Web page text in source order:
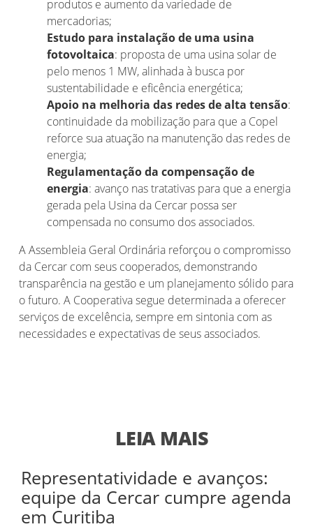
produtos e aumento da variedade de
mercadorias;
Estudo para instalação de uma usina
fotovoltaica: proposta de uma usina solar de
pelo menos 1 MW, alinhada à busca por
sustentabilidade e eficência energética;
Apoio na melhoria das redes de alta tensão:
continuidade da mobilização para que a Copel
reforce sua atuação na manutenção das redes de
energia;
Regulamentação da compensação de
energia: avanço nas tratativas para que a energia
gerada pela Usina da Cercar possa ser
compensada no consumo dos associados.
A Assembleia Geral Ordinária reforçou o compromisso
da Cercar com seus cooperados, demonstrando
transparência na gestão e um planejamento sólido para
o futuro. A Cooperativa segue determinada a oferecer
serviços de excelência, sempre em sintonia com as
necessidades e expectativas de seus associados.
LEIA MAIS
Representatividade e avanços:
equipe da Cercar cumpre agenda
em Curitiba